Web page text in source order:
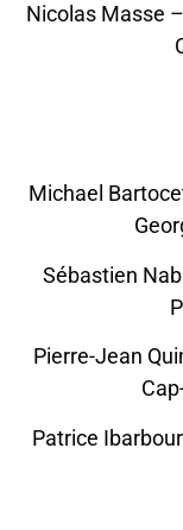
Nicolas Masse
Michael
Sébastien
Pierre-Jean
Patrice